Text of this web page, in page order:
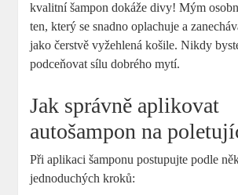
kvalitní šampon dokáže divy! Mým
ten, který se snadno oplachuje a
jako čerstvě vyžehlená košile. Nikdy
podceňovat sílu dobrého mytí.
Jak správně aplikovat
autošampon na
Při aplikaci šamponu postupujte podle
jednoduchých kroků: